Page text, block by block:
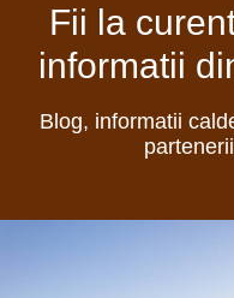
Fii la
informatii
Blog, informatii